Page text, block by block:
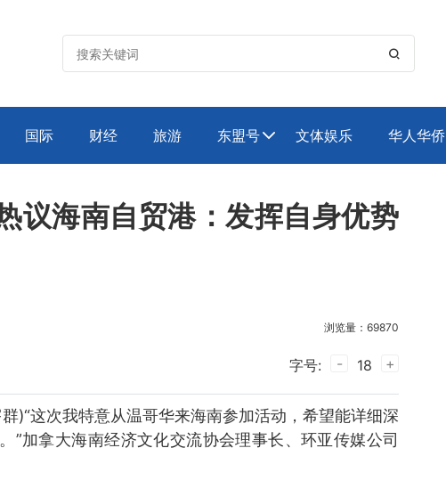

国际 财经 旅游 东盟号 文体娱乐 华人华侨
议海南自贸港：发挥自身优势
浏览量：69870
字号: - 18 +
这次我特意从温哥华来海南参加活动，希望能详细深
”加拿大海南经济文化交流协会理事长、环亚传媒公司